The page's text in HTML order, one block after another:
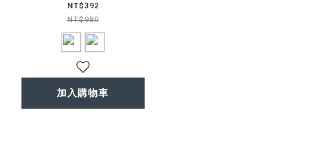
NT$392
NT$980
加入購物車